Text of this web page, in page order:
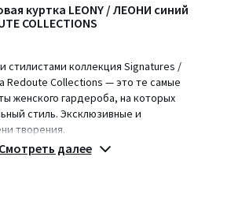
куртка LEONY / ЛЕОНИ синий
COLLECTIONS
стилистами коллекция Signatures /
Redoute Collections — это те самые
женского гардероба, на которых
стиль. Эксклюзивные и
творения.
к модному наряду без ущерба для
Смотреть далее